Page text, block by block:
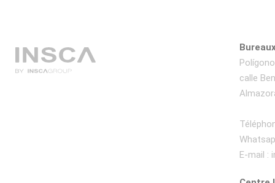
calle
E-mail :